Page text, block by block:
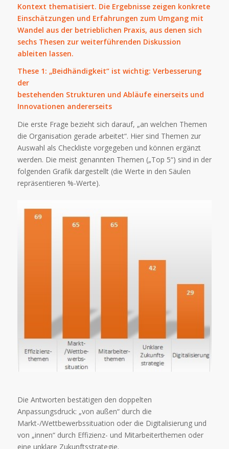
Kontext thematisiert. Die Ergebnisse zeigen konkrete
Einschätzungen und Erfahrungen zum Umgang mit
Wandel aus der betrieblichen Praxis, aus denen sich
sechs Thesen zur weiterführenden Diskussion
ableiten lassen.
These 1: „Beidhändigkeit“ ist wichtig: Verbesserung
der
bestehenden Strukturen und Abläufe einerseits und
Innovationen andererseits
Die erste Frage bezieht sich darauf, „an welchen Themen
die Organisation gerade arbeitet“. Hier sind Themen zur
Auswahl als Checkliste vorgegeben und können ergänzt
werden. Die meist genannten Themen („Top 5“) sind in der
folgenden Grafik dargestellt (die Werte in den Säulen
repräsentieren %-Werte).
Die Antworten bestätigen den doppelten
Anpassungsdruck: „von außen“ durch die
Markt-/Wettbewerbssituation oder die Digitalisierung und
von „innen“ durch Effizienz- und Mitarbeiterthemen oder
eine unklare Zukunftsstrategie.